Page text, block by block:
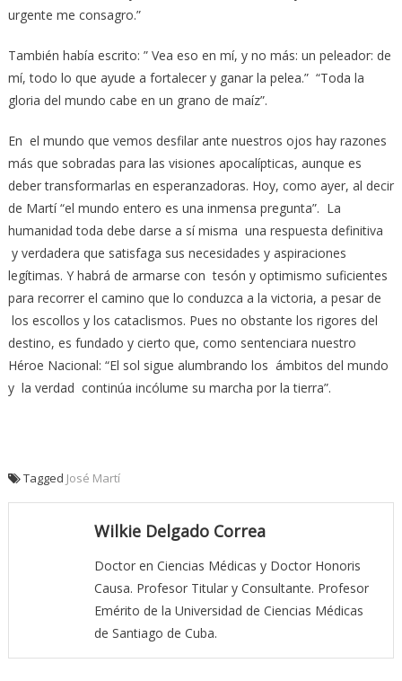
urgente me consagro.”
También había escrito: ” Vea eso en mí, y no más: un peleador: de
mí, todo lo que ayude a fortalecer y ganar la pelea.” “Toda la
gloria del mundo cabe en un grano de maíz”.
En el mundo que vemos desfilar ante nuestros ojos hay razones
más que sobradas para las visiones apocalípticas, aunque es
deber transformarlas en esperanzadoras. Hoy, como ayer, al decir
de Martí “el mundo entero es una inmensa pregunta”. La
humanidad toda debe darse a sí misma una respuesta definitiva
y verdadera que satisfaga sus necesidades y aspiraciones
legítimas. Y habrá de armarse con tesón y optimismo suficientes
para recorrer el camino que lo conduzca a la victoria, a pesar de
los escollos y los cataclismos. Pues no obstante los rigores del
destino, es fundado y cierto que, como sentenciara nuestro
Héroe Nacional: “El sol sigue alumbrando los ámbitos del mundo
y la verdad continúa incólume su marcha por la tierra”.
Tagged José Martí
Wilkie Delgado Correa
Doctor en Ciencias Médicas y Doctor Honoris
Causa. Profesor Titular y Consultante. Profesor
Emérito de la Universidad de Ciencias Médicas
de Santiago de Cuba.